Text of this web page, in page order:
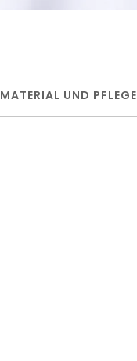
MATERIAL UND PFLEGE